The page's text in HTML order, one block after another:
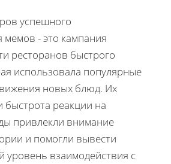
успешного
мемов - это кампания
ресторанов быстрого
использовала популярные
новых блюд. Их
быстрота реакции на
привлекли внимание
и помогли вывести
уровень взаимодействия с